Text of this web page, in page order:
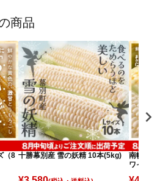
商品
十勝幕別産 雪の妖精 10本(5kg)
南幌産
ワイト